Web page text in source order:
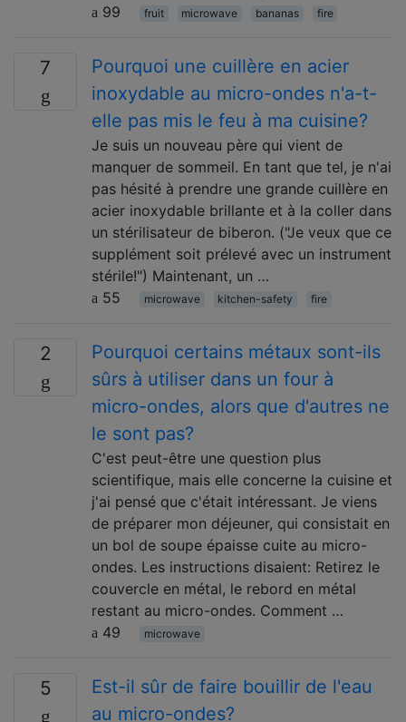
99
fruit microwave bananas fire
7
Pourquoi une cuillère en acier
inoxydable au micro-ondes n'a-t-
elle pas mis le feu à ma cuisine?
Je suis un nouveau père qui vient de
manquer de sommeil. En tant que tel, je n'ai
pas hésité à prendre une grande cuillère en
acier inoxydable brillante et à la coller dans
un stérilisateur de biberon. ("Je veux que ce
supplément soit prélevé avec un instrument
stérile!") Maintenant, un …
55
microwave kitchen-safety fire
2
Pourquoi certains métaux sont-ils
sûrs à utiliser dans un four à
micro-ondes, alors que d'autres ne
le sont pas?
C'est peut-être une question plus
scientifique, mais elle concerne la cuisine et
j'ai pensé que c'était intéressant. Je viens
de préparer mon déjeuner, qui consistait en
un bol de soupe épaisse cuite au micro-
ondes. Les instructions disaient: Retirez le
couvercle en métal, le rebord en métal
restant au micro-ondes. Comment …
49
microwave
5
Est-il sûr de faire bouillir de l'eau
au micro-ondes?